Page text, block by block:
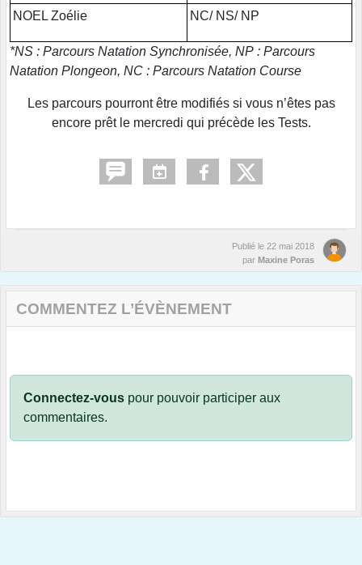
NOEL Zoélie NC/ NS/ NP
*NS : Parcours Natation Synchronisée, NP : Parcours
Natation Plongeon, NC : Parcours Natation Course
Les parcours pourront être modifiés si vous n’êtes pas
encore prêt le mercredi qui précède les Tests.
Publié le 22 mai 2018
par Maxine Poras
COMMENTEZ L’ÉVÈNEMENT
Connectez-vous pour pouvoir participer aux
commentaires.